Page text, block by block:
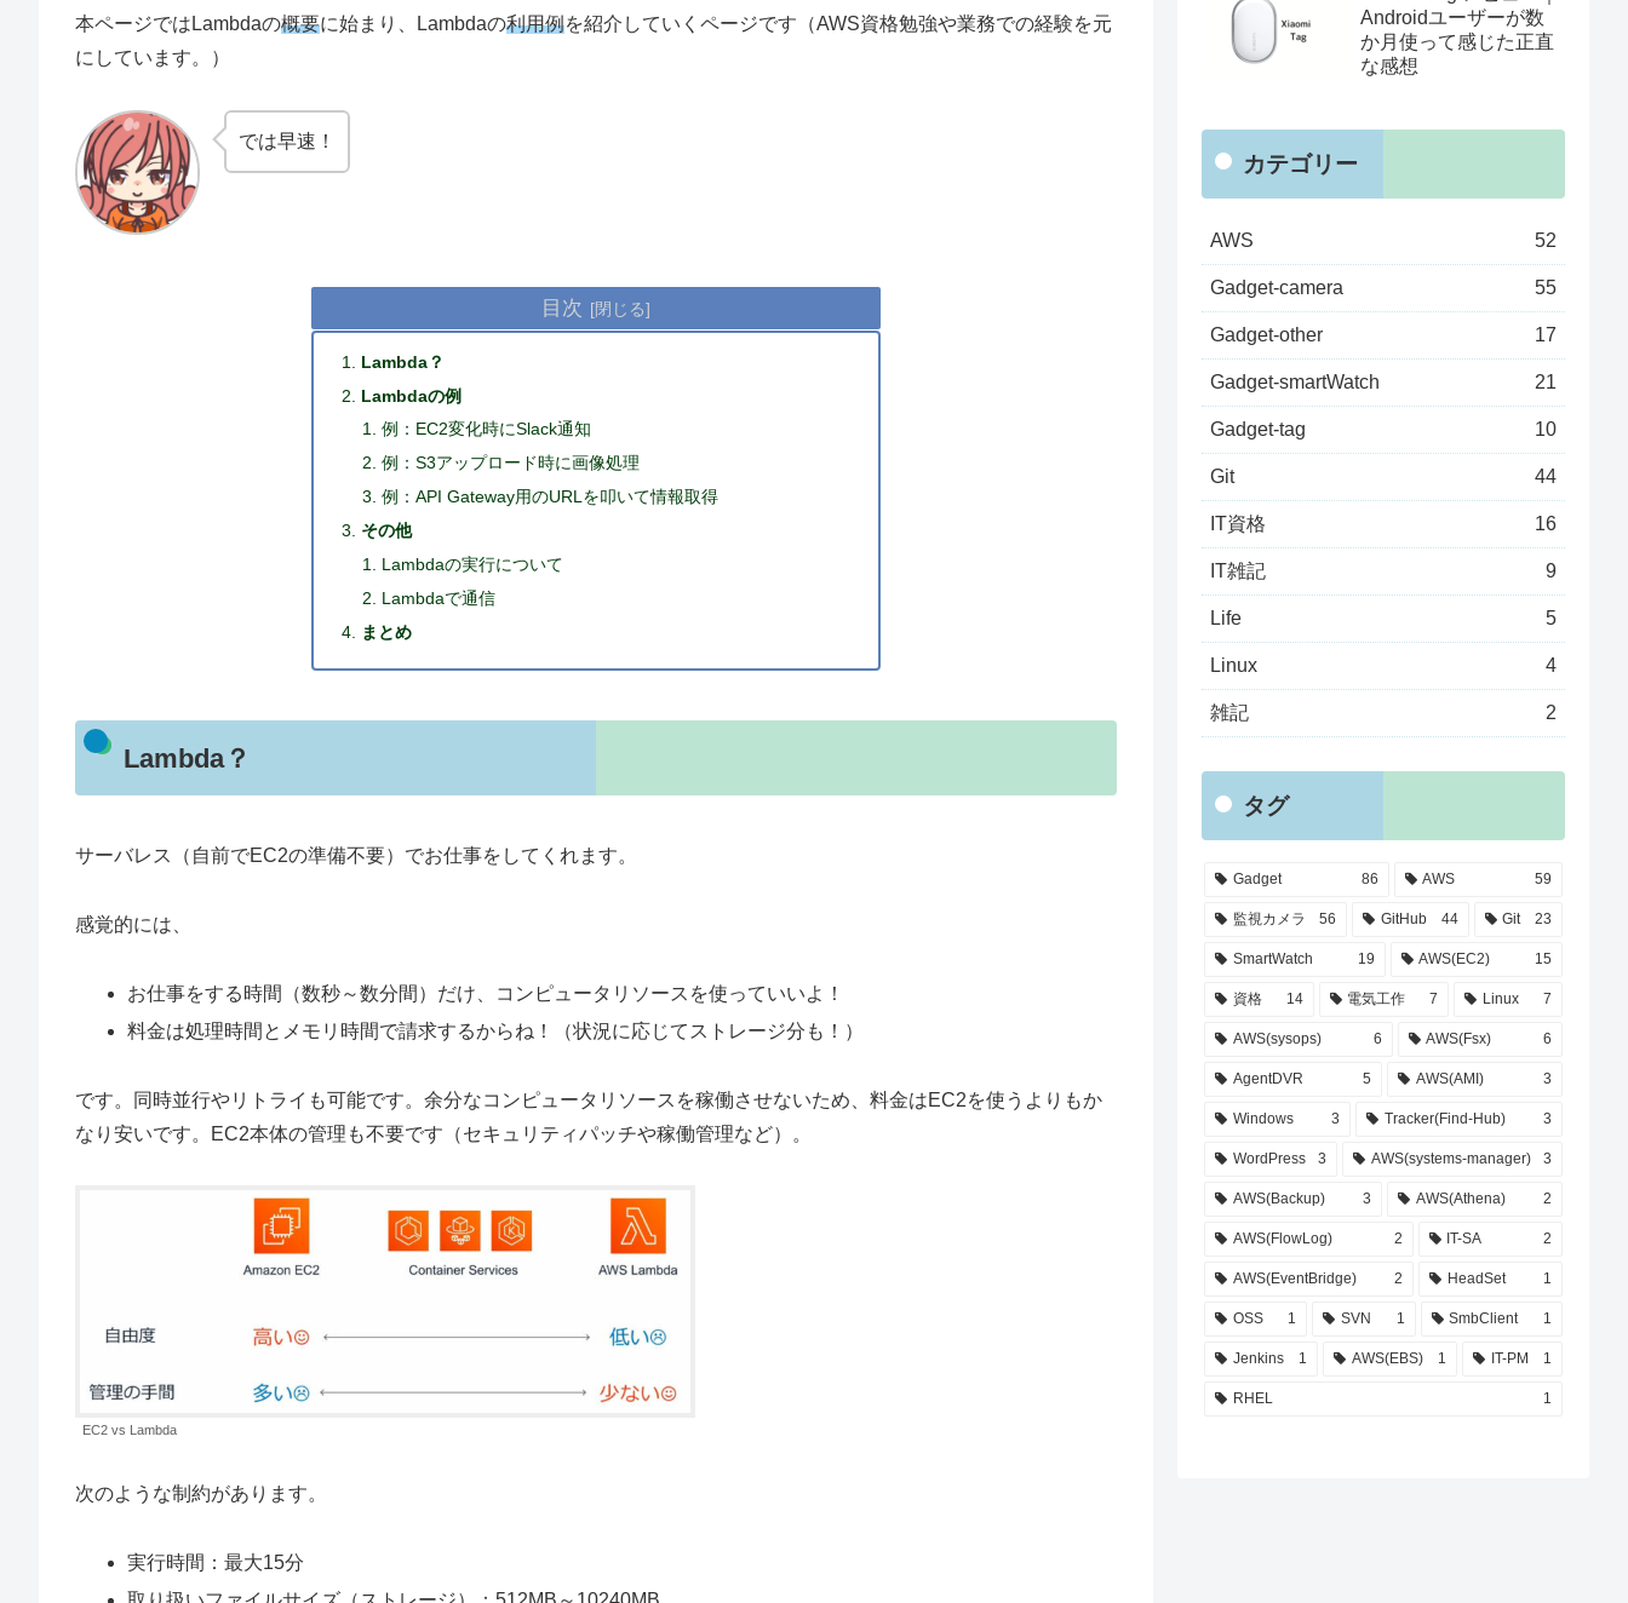
本ページではLambdaの概要に始まり、Lambdaの利用例を紹介していくページです（AWS資格勉強や業務での経験を元
にしています。）
では早速！
目次
Lambda？
Lambdaの例
例：EC2変化時にSlack通知
例：S3アップロード時に画像処理
例：API Gateway用のURLを叩いて情報取得
その他
Lambdaの実行について
Lambdaで通信
まとめ
Lambda？
サーバレス（自前でEC2の準備不要）でお仕事をしてくれます。
感覚的には、
お仕事をする時間（数秒～数分間）だけ、コンピュータリソースを使っていいよ！
料金は処理時間とメモリ時間で請求するからね！（状況に応じてストレージ分も！）
です。同時並行やリトライも可能です。余分なコンピュータリソースを稼働させないため、料金はEC2を使うよりもか
なり安いです。EC2本体の管理も不要です（セキュリティパッチや稼働管理など）。
EC2 vs Lambda
次のような制約があります。
実行時間：最大15分
Androidユーザーが数
か月使って感じた正直
な感想
カテゴリー
AWS 52
Gadget-camera 55
Gadget-other 17
Gadget-smartWatch 21
Gadget-tag 10
Git 44
IT資格 16
IT雑記 9
Life 5
Linux 4
雑記 2
タグ
Gadget 86 AWS 59
監視カメラ 56 GitHub 44 Git 23
SmartWatch 19 AWS(EC2) 15
資格 14 電気工作 7 Linux 7
AWS(sysops) 6 AWS(Fsx) 6
AgentDVR 5 AWS(AMI) 3
Windows 3 Tracker(Find-Hub) 3
WordPress 3 AWS(systems-manager) 3
AWS(Backup) 3 AWS(Athena) 2
AWS(FlowLog) 2 IT-SA 2
AWS(EventBridge) 2 HeadSet 1
OSS 1 SVN 1 SmbClient 1
Jenkins 1 AWS(EBS) 1 IT-PM 1
RHEL 1